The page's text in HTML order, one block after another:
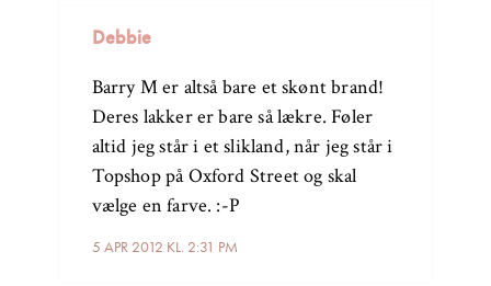
Debbie
5 APR 2012 KL. 2:31 PM
Barry M er altså bare et skønt brand!
Deres lakker er bare så lækre. Føler
altid jeg står i et slikland, når jeg står i
Topshop på Oxford Street og skal
vælge en farve. :-P